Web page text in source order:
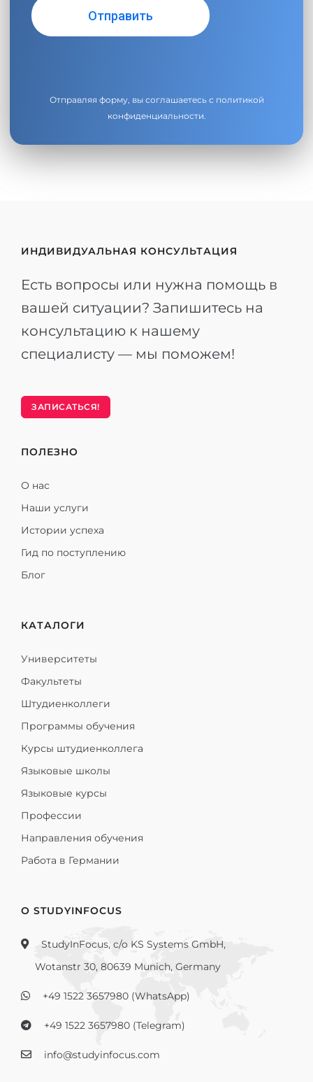
Отправляя форму, вы соглашаетесь с политикой
конфиденциальности.
ИНДИВИДУАЛЬНАЯ КОНСУЛЬТАЦИЯ
Есть вопросы или нужна помощь в
вашей ситуации? Запишитесь на
консультацию к нашему
специалисту — мы поможем!
ЗАПИСАТЬСЯ!
ПОЛЕЗНО
О нас
Наши услуги
Истории успеха
Гид по поступлению
Блог
КАТАЛОГИ
Университеты
Факультеты
Штудиенколлеги
Программы обучения
Курсы штудиенколлега
Языковые школы
Языковые курсы
Профессии
Направления обучения
Работа в Германии
О STUDYINFOCUS
StudyInFocus, c/o KS Systems GmbH,
Wotanstr 30, 80639 Munich, Germany
+49 1522 3657980 (WhatsApp)
+49 1522 3657980 (Telegram)
info@studyinfocus.com